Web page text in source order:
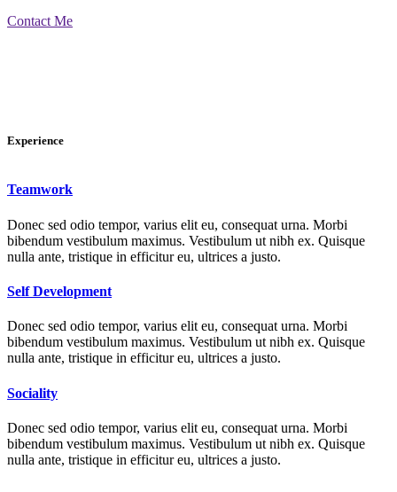
Contact Me
Experience
Teamwork
Donec sed odio tempor, varius elit eu, consequat urna. Morbi
bibendum vestibulum maximus. Vestibulum ut nibh ex. Quisque
nulla ante, tristique in efficitur eu, ultrices a justo.
Self Development
Donec sed odio tempor, varius elit eu, consequat urna. Morbi
bibendum vestibulum maximus. Vestibulum ut nibh ex. Quisque
nulla ante, tristique in efficitur eu, ultrices a justo.
Sociality
Donec sed odio tempor, varius elit eu, consequat urna. Morbi
bibendum vestibulum maximus. Vestibulum ut nibh ex. Quisque
nulla ante, tristique in efficitur eu, ultrices a justo.